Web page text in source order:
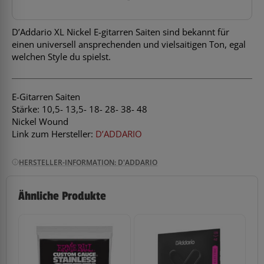
D’Addario XL Nickel E-gitarren Saiten sind bekannt für
einen universell ansprechenden und vielsaitigen Ton, egal
welchen Style du spielst.
E-Gitarren Saiten
Stärke: 10,5- 13,5- 18- 28- 38- 48
Nickel Wound
Link zum Hersteller: D’ADDARIO
HERSTELLER-INFORMATION: D'ADDARIO
Ähnliche Produkte